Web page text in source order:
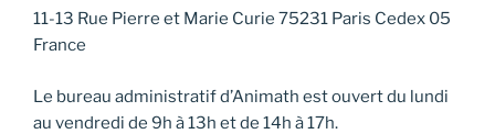
11-13 Rue Pierre et Marie Curie 75231 Paris Cedex 05
France
Le bureau administratif d’Animath est ouvert du lundi
au vendredi de 9h à 13h et de 14h à 17h.